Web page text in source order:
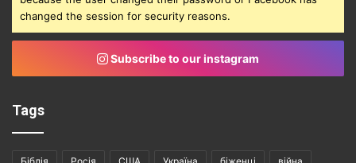
changed the session for security reasons.
Subscribe to our instagram
Tags